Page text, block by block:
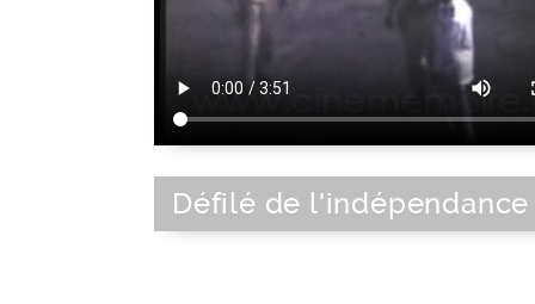
Défilé de l'indépendance